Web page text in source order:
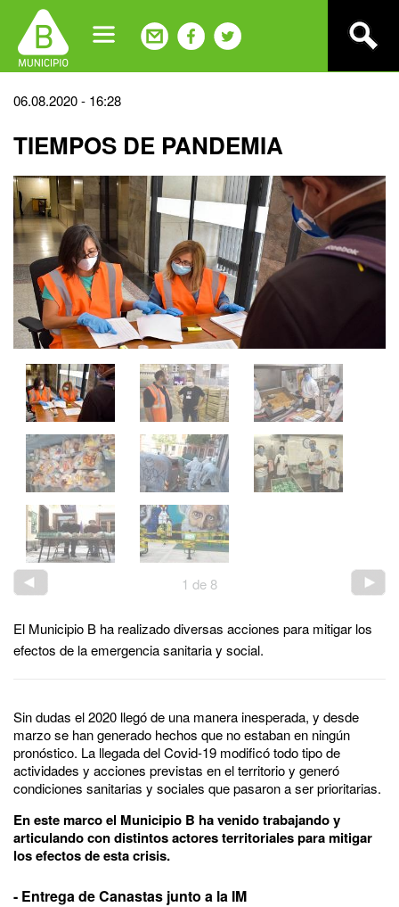
navigation
Back
top
06.08.2020 - 16:28
TIEMPOS DE PANDEMIA
1 de 8
El Municipio B ha realizado diversas acciones para mitigar los
efectos de la emergencia sanitaria y social.
Sin dudas el 2020 llegó de una manera inesperada, y desde
marzo se han generado hechos que no estaban en ningún
pronóstico. La llegada del Covid-19 modificó todo tipo de
actividades y acciones previstas en el territorio y generó
condiciones sanitarias y sociales que pasaron a ser prioritarias.
En este marco el Municipio B ha venido trabajando y
articulando con distintos actores territoriales para mitigar
los efectos de esta crisis.
- Entrega de Canastas junto a la IM